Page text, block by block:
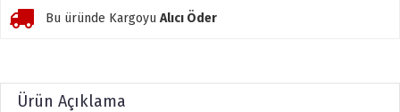
Bu üründe Kargoyu Alıcı Öder
Ürün Açıklama